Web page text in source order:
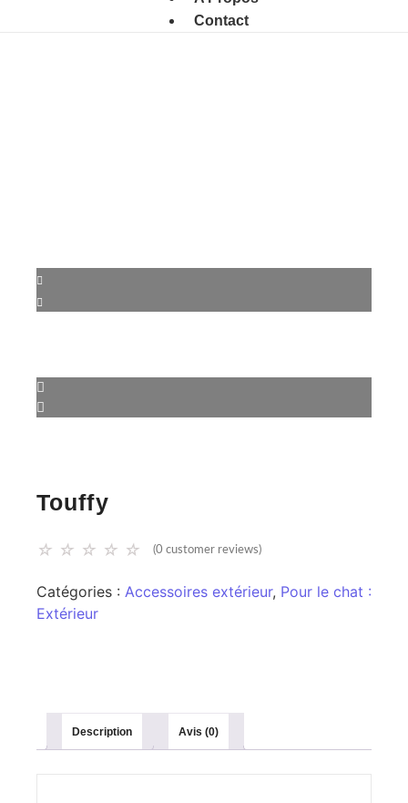
Contact
Touffy
☆ ☆ ☆ ☆ ☆ (0 customer reviews)
Catégories : Accessoires extérieur, Pour le chat :
Extérieur
Description Avis (0)